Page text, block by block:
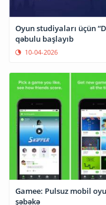
Oyun studiyaları üçün
qəbulu başlayıb
10-04-2026
Gamee: Pulsuz mobil
şəbəkə